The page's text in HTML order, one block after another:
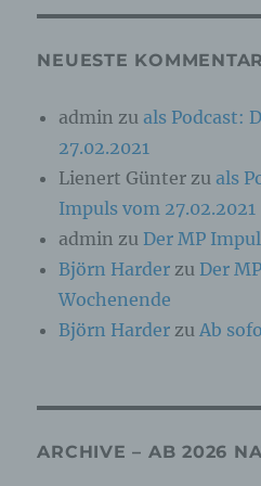
NEUESTE
admin zu als Podcast:
27.02.2021
Lienert Günter zu als
Impuls vom 27.02.2021
admin zu Der MP
Björn Harder zu Der
Wochenende
Björn Harder zuAb
ARCHIVE – AB 2026
besonderen Merkmalen,
psychischen,
b) betroffene Person
Betroffene Person ist
identifizierbare
personenbezogene
Verarbeitung
werden.
oder jede solche